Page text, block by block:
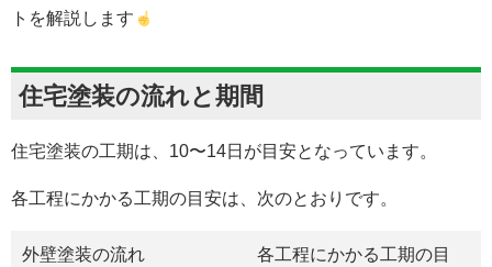
トを解説します
住宅塗装の流れと期間
住宅塗装の工期は、10〜14日が目安となっています。
各工程にかかる工期の目安は、次のとおりです。
外壁塗装の流れ
各工程にかかる工期の目